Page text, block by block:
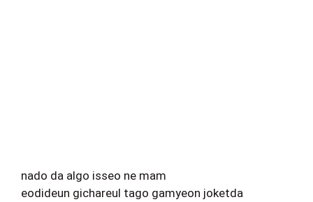
nado da algo isseo ne mam
eodideun gichareul tago gamyeon joketda